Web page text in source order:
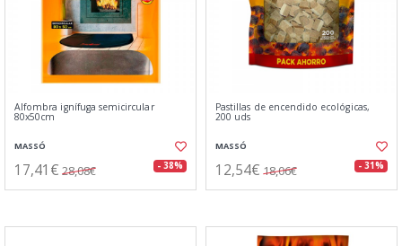
Alfombra ignífuga semicircular
80x50cm
MASSÓ
17,41€ 28,08€ - 38%
Pastillas de encendido ecológicas,
200 uds
MASSÓ
12,54€ 18,06€ - 31%